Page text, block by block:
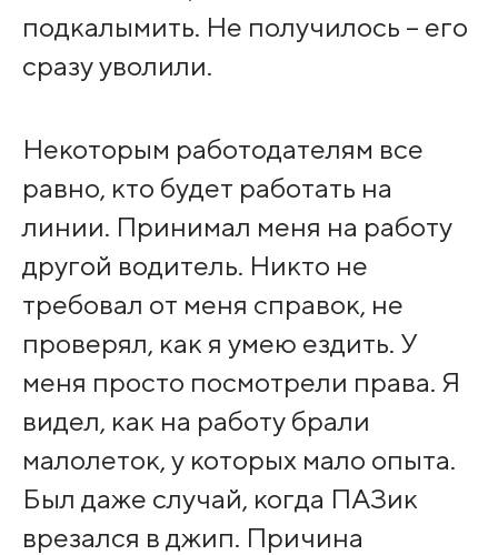
подкалымить. Не получилось – его
сразу уволили.
Некоторым работодателям все
равно, кто будет работать на
линии. Принимал меня на работу
другой водитель. Никто не
требовал от меня справок, не
проверял, как я умею ездить. У
меня просто посмотрели права. Я
видел, как на работу брали
малолеток, у которых мало опыта.
Был даже случай, когда ПАЗик
врезался в джип. Причина